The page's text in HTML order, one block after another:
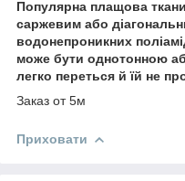
Популярна плащова
саржевим або
водонепроникних
може бути однотонною
легко переться й їй не
Заказ от 5м
Приховати